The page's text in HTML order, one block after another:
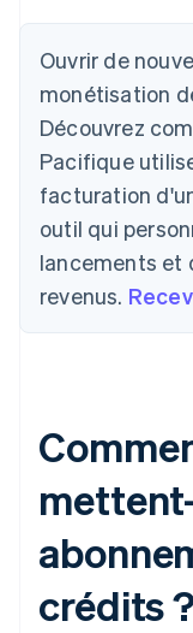
Ouvrir de
monétisation
Découvrez
Pacifique
facturation
outil qui
lancements et
revenus.
crédits ?